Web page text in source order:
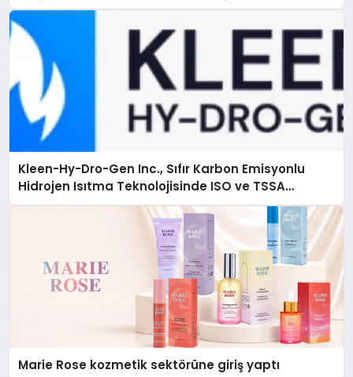
Kleen-Hy-Dro-Gen Inc., Sıfır Karbon Emisyonlu
Hidrojen Isıtma Teknolojisinde ISO ve TSSA
Düzenleyici Onaylarını Aldı
Marie Rose kozmetik sektörüne giriş yaptı